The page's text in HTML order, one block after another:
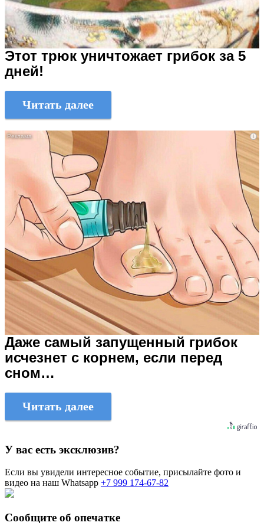
Этот трюк уничтожает грибок за 5
дней!
Читать далее
i
Даже самый запущенный грибок
исчезнет с корнем, если перед
сном…
Читать далее
У вас есть эксклюзив?
Если вы увидели интересное событие, присылайте фото и
видео на наш Whatsapp +7 999 174-67-82
Сообщите об опечатке